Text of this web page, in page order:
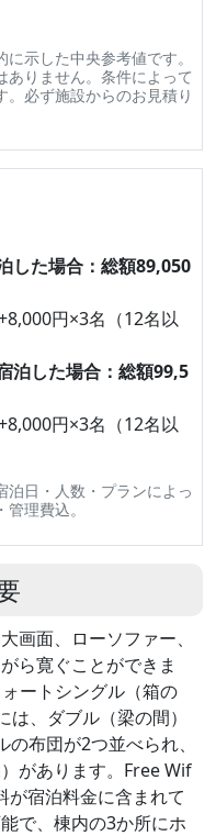
示した中央参考値です。
りません。条件によって
必ず施設からのお見積り
した場合：総額89,050
円×3名（12名以
泊した場合：総額99,5
円×3名（12名以
日・人数・プランによっ
理費込。
画面、ローソファー、
ら寛ぐことができま
ートシングル（箱の
、ダブル（梁の間）
布団が2つ並べられ、
があります。Free Wif
が宿泊料金に含まれて
で、棟内の3か所にホ